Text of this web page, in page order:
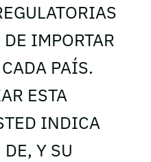
IMPORTAR
PAÍS.
ESTA
INDICA
Y SU